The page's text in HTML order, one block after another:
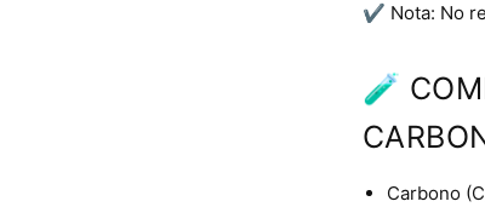
✔️ Nota: No
🧪
Carbono